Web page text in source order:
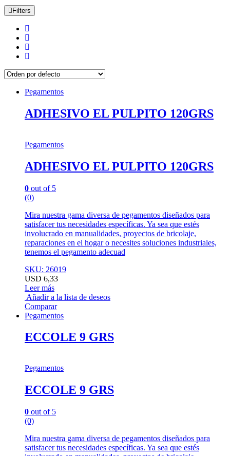
Filters
Pegamentos
ADHESIVO EL PULPITO 120GRS
Pegamentos
ADHESIVO EL PULPITO 120GRS
0 out of 5
(0)
Mira nuestra gama diversa de pegamentos diseñados para
satisfacer tus necesidades específicas. Ya sea que estés
involucrado en manualidades, proyectos de bricolaje,
reparaciones en el hogar o necesites soluciones industriales,
tenemos el pegamento adecuad
SKU: 26019
USD 6,33
Leer más
Añadir a la lista de deseos
Comparar
Pegamentos
ECCOLE 9 GRS
Pegamentos
ECCOLE 9 GRS
0 out of 5
(0)
Mira nuestra gama diversa de pegamentos diseñados para
satisfacer tus necesidades específicas. Ya sea que estés